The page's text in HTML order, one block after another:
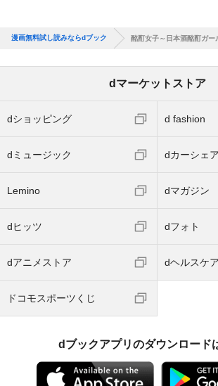
漫画無料試し読みならdブック 酩酊女子～日本酒酩酊ガー
dマーケットストア
dショッピング d fashion
dミュージック dカーシェア
Lemino dマガジン
dヒッツ dフォト
dアニメストア dヘルスケア
ドコモスポーツくじ
dブックアプリのダウンロード